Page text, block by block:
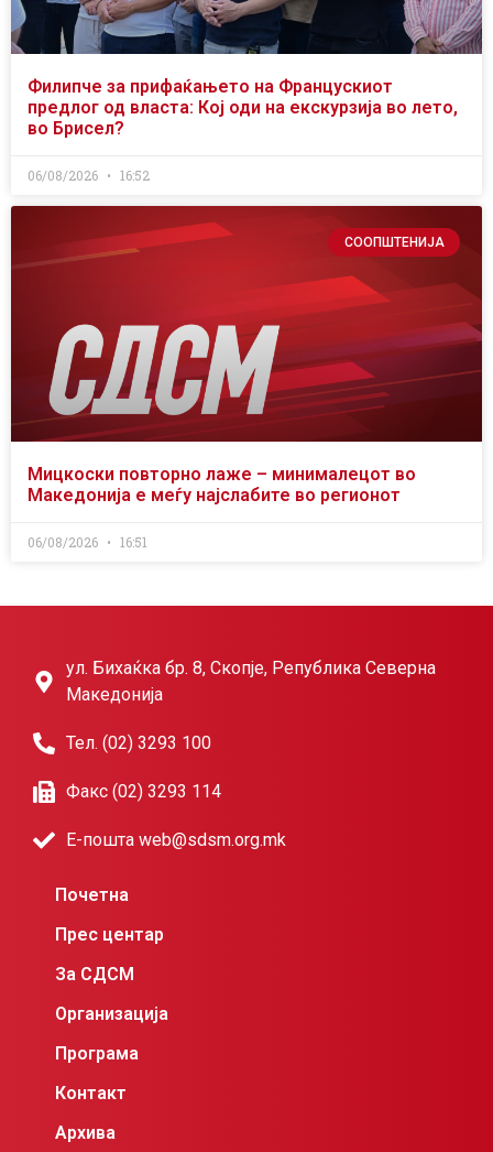
Филипче за прифаќањето на Францускиот
предлог од власта: Кој оди на екскурзија во лето,
во Брисел?
06/08/2026 16:52
СООПШТЕНИЈА
Мицкоски повторно лаже – минималецот во
Македонија е меѓу најслабите во регионот
06/08/2026 16:51
ул. Бихаќка бр. 8, Скопје, Република Северна
Македонија
Тел. (02) 3293 100
Факс (02) 3293 114
Е-пошта web@sdsm.org.mk
Почетна
Прес центар
За СДСМ
Организација
Програма
Контакт
Архива